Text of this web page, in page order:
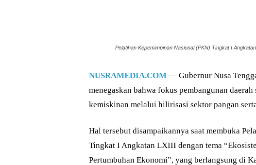
Pelatihan Kepemimpinan Nasional (PKN) Tingkat I
NUSRAMEDIA.COM— Gubernur Nusa
menegaskan bahwa fokus pembangunan
kemiskinan melalui hilirisasi sektor pangan
Hal tersebut disampaikannya saat membuka
Tingkat I Angkatan LXIII dengan tema
Pertumbuhan Ekonomi”, yang berlangsung di